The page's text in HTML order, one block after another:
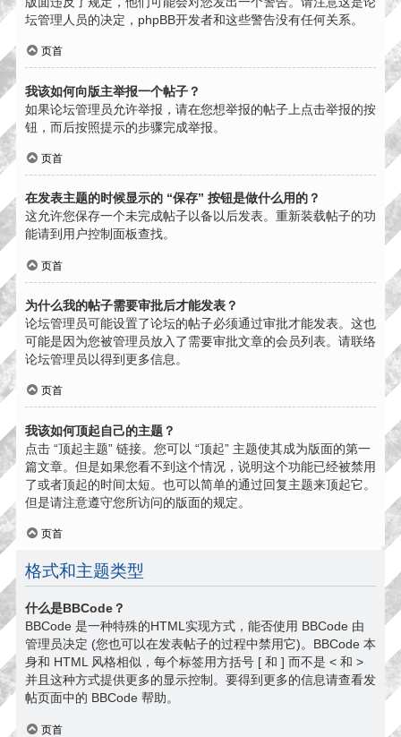
坛管理人员的决定，phpBB开发者和这些警告没有任何关系。
页首
我该如何向版主举报一个帖子？
如果论坛管理员允许举报，请在您想举报的帖子上点击举报的按
钮，而后按照提示的步骤完成举报。
页首
在发表主题的时候显示的 “保存” 按钮是做什么用的？
这允许您保存一个未完成帖子以备以后发表。重新装载帖子的功
能请到用户控制面板查找。
页首
为什么我的帖子需要审批后才能发表？
论坛管理员可能设置了论坛的帖子必须通过审批才能发表。这也
可能是因为您被管理员放入了需要审批文章的会员列表。请联络
论坛管理员以得到更多信息。
页首
我该如何顶起自己的主题？
点击 “顶起主题” 链接。您可以 “顶起” 主题使其成为版面的第一
篇文章。但是如果您看不到这个情况，说明这个功能已经被禁用
了或者顶起的时间太短。也可以简单的通过回复主题来顶起它。
但是请注意遵守您所访问的版面的规定。
页首
格式和主题类型
什么是BBCode？
BBCode 是一种特殊的HTML实现方式，能否使用 BBCode 由
管理员决定 (您也可以在发表帖子的过程中禁用它)。BBCode 本
身和 HTML 风格相似，每个标签用方括号 [ 和 ] 而不是 < 和 >
并且这种方式提供更多的显示控制。要得到更多的信息请查看发
帖页面中的 BBCode 帮助。
页首